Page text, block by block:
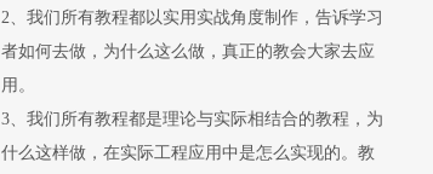
2、我们所有教程都以实用实战角度制作，告诉学习
者如何去做，为什么这么做，真正的教会大家去应
用。
3、我们所有教程都是理论与实际相结合的教程，为
什么这样做，在实际工程应用中是怎么实现的。教